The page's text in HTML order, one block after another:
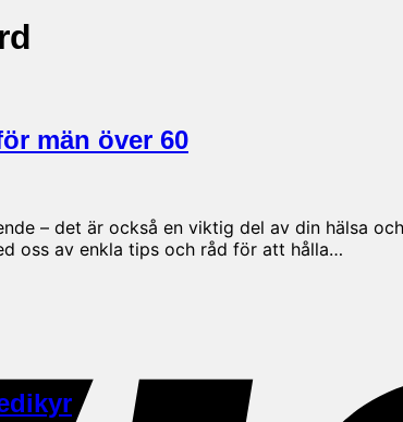
män över 60
– det är också en viktig del av din hälsa
oss av enkla tips och råd för att hålla…